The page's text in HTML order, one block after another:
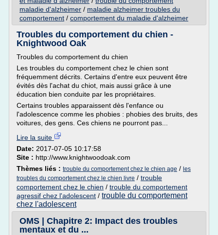
maladie d'alzheimer / maladie alzheimer troubles du
comportement / comportement du maladie d'alzheimer
Troubles du comportement du chien -
Knightwood Oak
Troubles du comportement du chien
Les troubles du comportement chez le chien sont
fréquemment décrits. Certains d'entre eux peuvent être
évités dès l'achat du chiot, mais aussi grâce à une
éducation bien conduite par les propriétaires.
Certains troubles apparaissent dès l'enfance ou
l'adolescence comme les phobies : phobies des bruits, des
voitures, des gens. Ces chiens ne pourront pas...
Lire la suite
Date: 2017-07-05 10:17:58
Site : http://www.knightwoodoak.com
Thèmes liés : trouble du comportement chez le chien age / les
troubles du comportement chez le chien livre / trouble
comportement chez le chien / trouble du comportement
agressif chez l'adolescent / trouble du comportement
chez l'adolescent
OMS | Chapitre 2: Impact des troubles
mentaux et du ...